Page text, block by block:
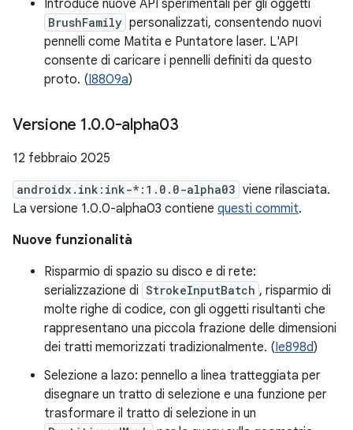
Introduce nuove API sperimentali per gli oggetti
BrushFamily personalizzati, consentendo nuovi
pennelli come Matita e Puntatore laser. L'API
consente di caricare i pennelli definiti da questo
proto. (I8809a)
Versione 1.0.0-alpha03
12 febbraio 2025
androidx.ink:ink-*:1.0.0-alpha03 viene rilasciata.
La versione 1.0.0-alpha03 contiene questi commit.
Nuove funzionalità
Risparmio di spazio su disco e di rete:
serializzazione di StrokeInputBatch , risparmio di
molte righe di codice, con gli oggetti risultanti che
rappresentano una piccola frazione delle dimensioni
dei tratti memorizzati tradizionalmente. (Ie898d)
Selezione a lazo: pennello a linea tratteggiata per
disegnare un tratto di selezione e una funzione per
trasformare il tratto di selezione in un